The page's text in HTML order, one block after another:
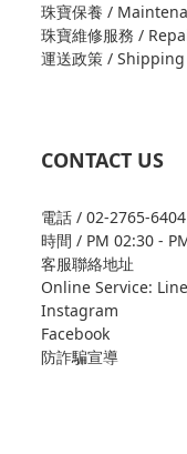
珠寶保養 /
珠寶維修服務 /
運送政策 /
CONTACT US
電話 / 02-2765-6404
時間 / PM 02:30 -
客服聯絡地址
Online Service:
Instagram
Facebook
防詐騙宣導